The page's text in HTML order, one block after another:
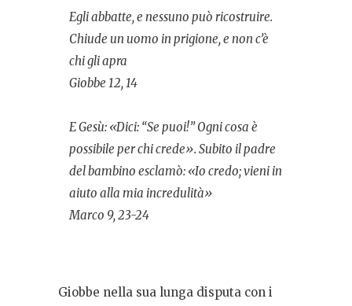
Egli abbatte, e nessuno può ricostruire.
Chiude un uomo in prigione, e non c’è
chi gli apra
Giobbe 12, 14
E Gesù: «Dici: “Se puoi!” Ogni cosa è
possibile per chi crede». Subito il padre
del bambino esclamò: «Io credo; vieni in
aiuto alla mia incredulità»
Marco 9, 23-24
Giobbe nella sua lunga disputa con i